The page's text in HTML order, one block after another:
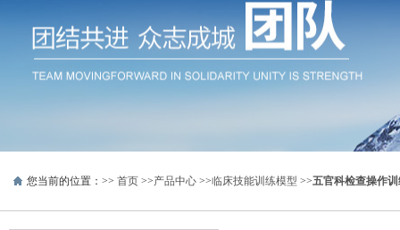
您当前的位置：>> 首页 >>产品中心 >>临床技能训练模型 >>五官科检查操作